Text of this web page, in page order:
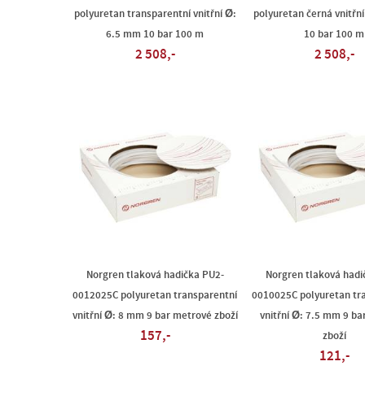
polyuretan transparentní vnitřní Ø:
6.5 mm 10 bar 100 m
2 508,-
polyuretan černá
10 bar 100 m
2 508,-
Norgren tlaková hadička PU2-
0012025C polyuretan transparentní
vnitřní Ø: 8 mm 9 bar metrové zboží
157,-
Norgren tlaková
0010025C polyuretan
vnitřní Ø: 7.5 mm 9
zboží
121,-